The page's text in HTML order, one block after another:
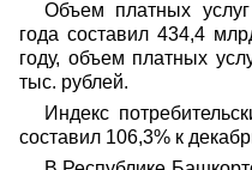
Объем платных
года составил 434,4
году, объем платных
тыс. рублей.
Индекс
составил 106,3% к